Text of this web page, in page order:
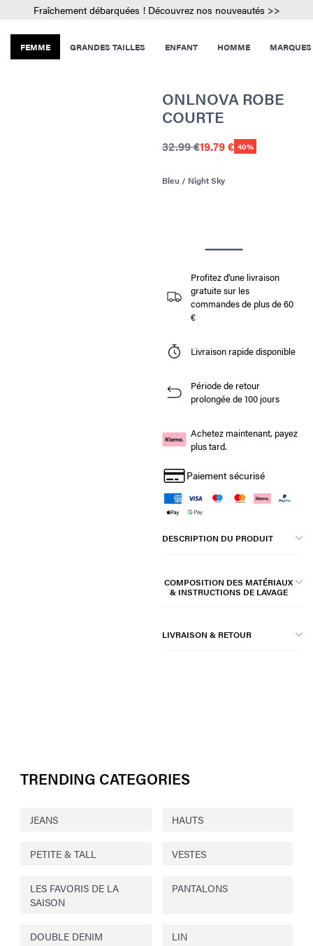
Fraîchement débarquées ! Découvrez nos nouveautés >>
FEMME GRANDES TAILLES ENFANT HOMME MARQUES
ONLNOVA ROBE
COURTE
32.99 €19.79 € 40%
Bleu / Night Sky
Profitez d'une livraison
gratuite sur les
commandes de plus de 60
€
Livraison rapide disponible
Période de retour
prolongée de 100 jours
Achetez maintenant, payez
plus tard.
Paiement sécurisé
DESCRIPTION DU PRODUIT
COMPOSITION DES MATÉRIAUX
& INSTRUCTIONS DE LAVAGE
LIVRAISON & RETOUR
TRENDING CATEGORIES
JEANS HAUTS
PETITE & TALL VESTES
LES FAVORIS DE LA
SAISON
PANTALONS
DOUBLE DENIM LIN